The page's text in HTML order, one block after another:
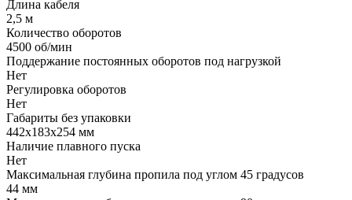
Длина кабеля
2,5 м
Количество оборотов
4500 об/мин
Поддержание постоянных оборотов под нагрузкой
Нет
Регулировка оборотов
Нет
Габариты без упаковки
442х183х254 мм
Наличие плавного пуска
Нет
Максимальная глубина пропила под углом 45 градусов
44 мм